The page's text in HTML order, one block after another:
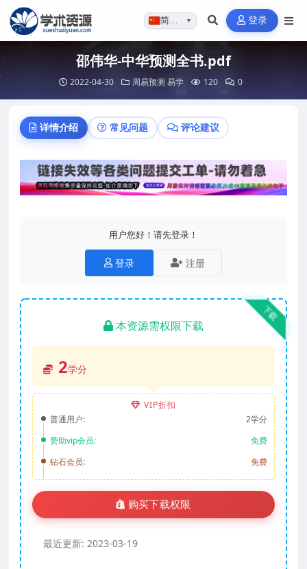
简体…▼ 登录
邵伟华-中华预测全书.pdf
2022-04-30 周易预测 易学 120 0
详情介绍 常见问题 评论建议
用户您好！请先登录！
登录 注册
下载
本资源需权限下载
2学分
VIP折扣
普通用户:
2学分
赞助vip会员:
免费
钻石会员:
免费
购买下载权限
最近更新: 2023-03-19